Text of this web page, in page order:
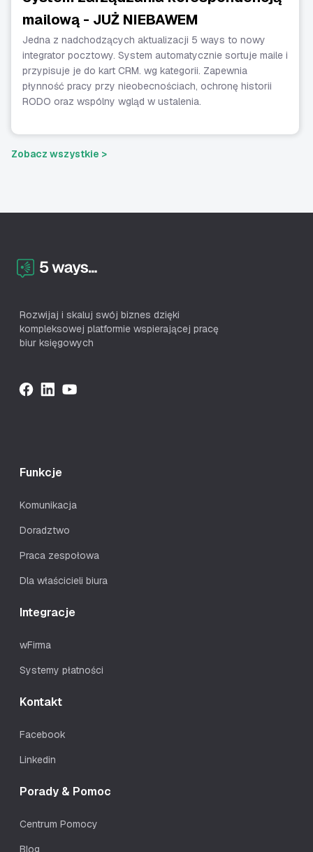
mailową - JUŻ NIEBAWEM
Jedna z nadchodzących aktualizacji 5 ways to nowy
integrator pocztowy. System automatycznie sortuje maile i
przypisuje je do kart CRM. wg kategorii. Zapewnia
płynność pracy przy nieobecnościach, ochronę historii
RODO oraz wspólny wgląd w ustalenia.
Zobacz wszystkie >
Rozwijaj i skaluj swój biznes dzięki
kompleksowej platformie wspierającej pracę
biur księgowych
Funkcje
Komunikacja
Doradztwo
Praca zespołowa
Dla właścicieli biura
Integracje
wFirma
Systemy płatności
Kontakt
Facebook
Linkedin
Porady & Pomoc
Centrum Pomocy
Blog